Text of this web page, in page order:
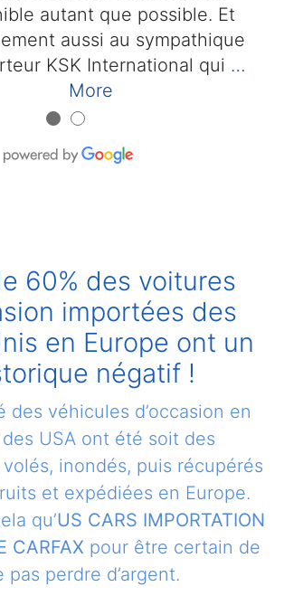
autant que possible. Et
aussi au sympathique
KSK International qui …
More
● ●
60% des voitures
importées des
en Europe ont un
négatif !
des véhicules d’occasion en
USA ont été soit des
inondés, puis récupérés
et expédiées en Europe.
qu’US CARS IMPORTATION
CARFAX pour être certain de
pas perdre d’argent.